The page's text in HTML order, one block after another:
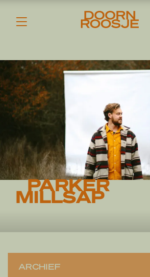
PARKER
MILLSAP
ARCHIEF